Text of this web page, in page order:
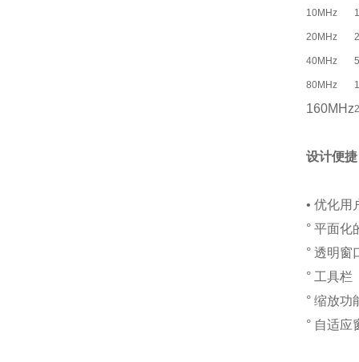
10MHz
20MHz
40MHz
80MHz
160MHz
设计便
• 优化用
° 平面化
° 透明窗
° 工具栏
° 缩放功
° 自适应